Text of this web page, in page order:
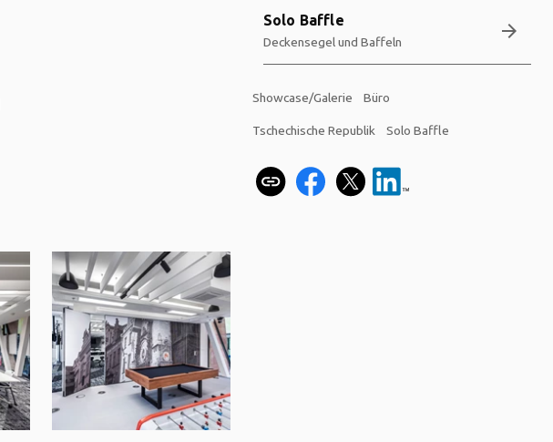
Solo Baffle
Deckensegel und Baffeln arrow_forward
Showcase/Galerie Büro
Tschechische Republik Solo Baffle